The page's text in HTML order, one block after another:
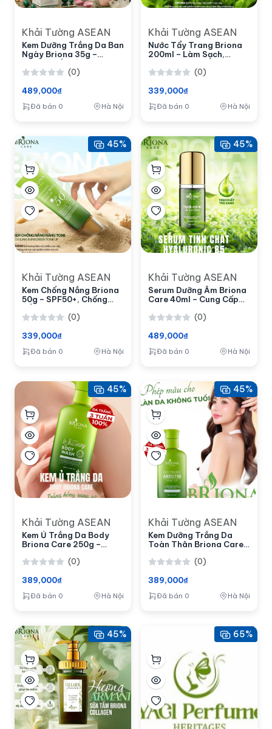
Khải Tường ASEAN
Kem Dưỡng Trắng Da Ban
Ngày Briona 35g –
Da Mặt
(0)
489,000₫
Đã bán 0 Hà Nội
Khải Tường ASEAN
Nước Tẩy Trang Briona
200ml – Làm Sạch,
Mọi Loại Da(0)
339,000₫
Đã bán 0 Hà Nội
45%
Khải Tường ASEAN
Kem Chống Nắng Briona
50g – SPF50+, Chống
Hằng Ngày (0)
339,000₫
Đã bán 0 Hà Nội
45%
Khải Tường ASEAN
Serum Dưỡng Ẩm Briona
Care 40ml – Cung Cấp
(0)
489,000₫
Đã bán 0 Hà Nội
45%
Khải Tường ASEAN
Kem Ủ Trắng Da Body
Briona Care 250g –
Sau 3 Tuần (0)
389,000₫
Đã bán 0 Hà Nội
45%
Khải Tường ASEAN
Kem Dưỡng Trắng Da
Toàn Thân Briona Care
(0)
389,000₫
Đã bán 0 Hà Nội
45% 65%